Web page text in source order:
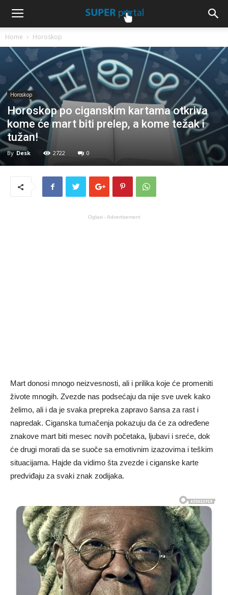
Home Horoskop
Horoskop
Horoskop po ciganskim kartama otkriva
kome će mart biti prelep, a kome težak i
tužan!
By Desk 2722 0
Oglasi - Advertisement
Mart donosi mnogo neizvesnosti, ali i prilika koje će promeniti
živote mnogih. Zvezde nas podsećaju da nije sve uvek kako
želimo, ali i da je svaka prepreka zapravo šansa za rast i
napredak. Ciganska tumačenja pokazuju da će za određene
znakove mart biti mesec novih početaka, ljubavi i sreće, dok
će drugi morati da se suoče sa emotivnim izazovima i teškim
situacijama. Hajde da vidimo šta zvezde i ciganske karte
predviđaju za svaki znak zodijaka.